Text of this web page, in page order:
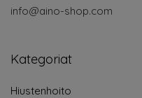
info@aino-shop.com
Kategoriat
Hiustenhoito